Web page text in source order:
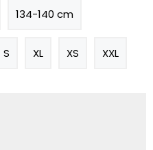
134-140 cm
S XL XS XXL